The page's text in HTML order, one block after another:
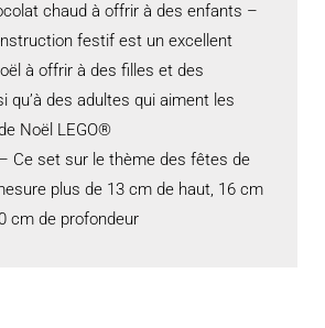
chaud à offrir à des enfants –
festif est un excellent
à offrir à des filles et des
qu’à des adultes qui aiment les
Noël LEGO®
Ce set sur le thème des fêtes de
plus de 13 cm de haut, 16 cm
cm de profondeur